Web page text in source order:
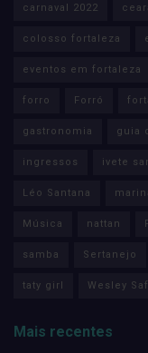
carnaval 2022
colosso fortaleza
eventos em fortaleza
forro Forró
gastronomia guia
ingressos ivete
Léo Santana
Música nattan
samba Sertanejo
taty girl Wesley
Mais recentes